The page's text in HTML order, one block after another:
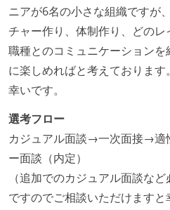
ニアが6名の小さな組織ですが
チャー作り、体制作り、どの
職種とのコミュニケーション
に楽しめればと考えておりま
幸いです。
選考フロー
カジュアル面談→一次面接→
ー面談（内定）
（追加でのカジュアル面談な
ですのでご相談いただけますと